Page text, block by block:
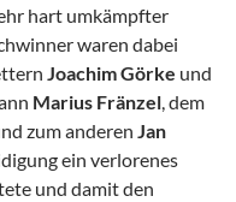
hart umkämpfter
waren dabei
Joachim Görke und
Marius Fränzel, dem
zum anderen Jan
ein verlorenes
und damit den